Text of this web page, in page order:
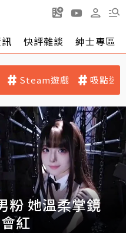
快評雜談 紳士專區
Steam遊戲 吸點迷
瑪奇
在愛爾琳也能